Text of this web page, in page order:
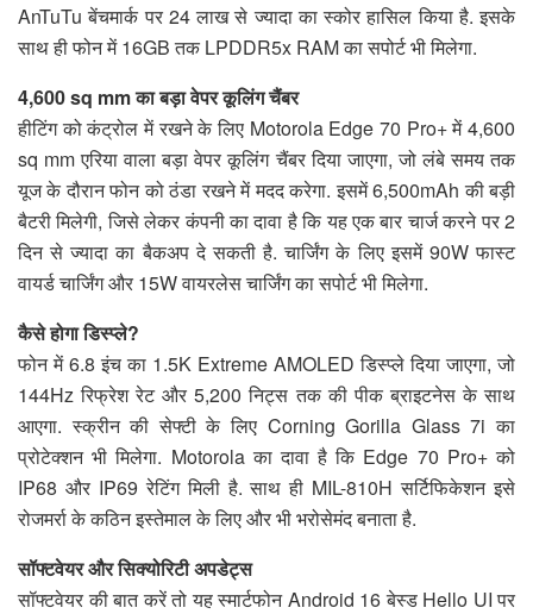
AnTuTu बेंचमार्क पर 24 लाख से ज्यादा का स्कोर हासिल किया है. इसके
साथ ही फोन में 16GB तक LPDDR5x RAM का सपोर्ट भी मिलेगा.
4,600 sq mm का बड़ा वेपर कूलिंग चैंबर
हीटिंग को कंट्रोल में रखने के लिए Motorola Edge 70 Pro+ में 4,600
sq mm एरिया वाला बड़ा वेपर कूलिंग चैंबर दिया जाएगा, जो लंबे समय तक
यूज के दौरान फोन को ठंडा रखने में मदद करेगा. इसमें 6,500mAh की बड़ी
बैटरी मिलेगी, जिसे लेकर कंपनी का दावा है कि यह एक बार चार्ज करने पर 2
दिन से ज्यादा का बैकअप दे सकती है. चार्जिंग के लिए इसमें 90W फास्ट
वायर्ड चार्जिंग और 15W वायरलेस चार्जिंग का सपोर्ट भी मिलेगा.
कैसे होगा डिस्प्ले?
फोन में 6.8 इंच का 1.5K Extreme AMOLED डिस्प्ले दिया जाएगा, जो
144Hz रिफ्रेश रेट और 5,200 निट्स तक की पीक ब्राइटनेस के साथ
आएगा. स्क्रीन की सेफ्टी के लिए Corning Gorilla Glass 7i का
प्रोटेक्शन भी मिलेगा. Motorola का दावा है कि Edge 70 Pro+ को
IP68 और IP69 रेटिंग मिली है. साथ ही MIL-810H सर्टिफिकेशन इसे
रोजमर्रा के कठिन इस्तेमाल के लिए और भी भरोसेमंद बनाता है.
सॉफ्टवेयर और सिक्योरिटी अपडेट्स
सॉफ्टवेयर की बात करें तो यह स्मार्टफोन Android 16 बेस्ड Hello UI पर